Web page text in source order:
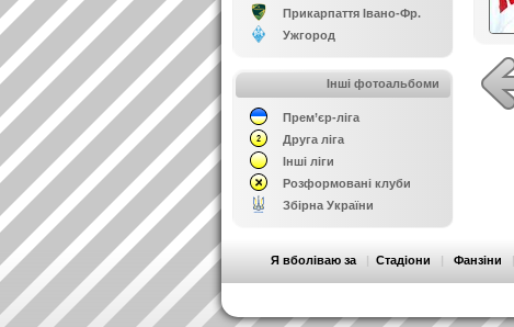
Прикарпаття Івано-Фр.
Ужгород
Інші фотоальбоми
Прем’єр-ліга
Друга ліга
Інші ліги
Розформовані клуби
Збірна України
Я вболіваю за | Стадіони | Фанзіни